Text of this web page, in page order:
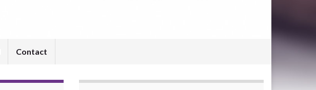
Contact